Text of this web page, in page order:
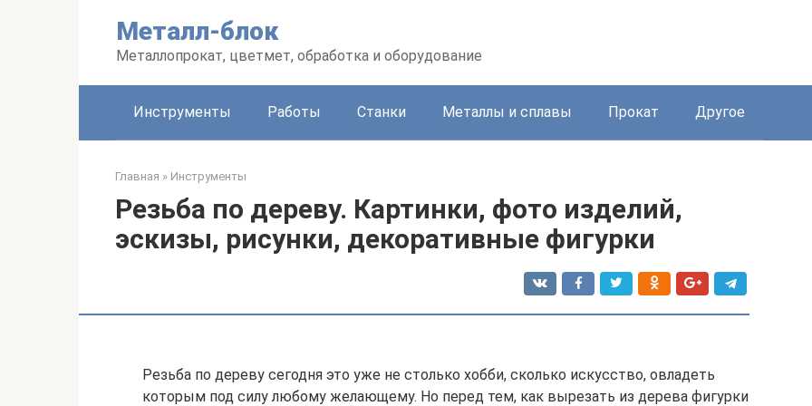
Металл-блок
Металлопрокат, цветмет, обработка и оборудование
Инструменты Работы Станки Металлы и сплавы Прокат Другое
Главная » Инструменты
Резьба по дереву. Картинки, фото изделий,
эскизы, рисунки, декоративные фигурки
Резьба по дереву сегодня это уже не столько хобби, сколько искусство, овладеть
которым под силу любому желающему. Но перед тем, как вырезать из дерева фигурки